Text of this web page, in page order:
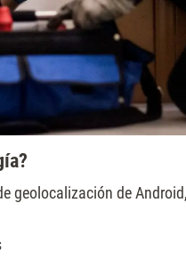
geolocalización de